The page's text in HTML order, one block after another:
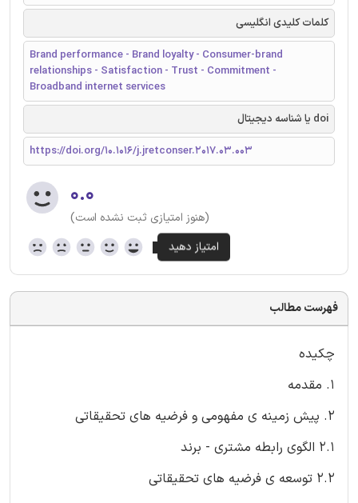
کلمات کلیدی انگلیسی
Brand performance - Brand loyalty - Consumer-brand
relationships - Satisfaction - Trust - Commitment -
Broadband internet services
doi یا شناسه دیجیتال
https://doi.org/10.1016/j.jretconser.2017.03.003
۰.۰
(هنوز امتیازی ثبت نشده است)
فهرست مطالب
چکیده
1. مقدمه
2. پیش زمینه ی مفهومی و فرضیه های تحقیقاتی
2.1 الگوی رابطه مشتری - برند
2.2 توسعه ی فرضیه های تحقیقاتی